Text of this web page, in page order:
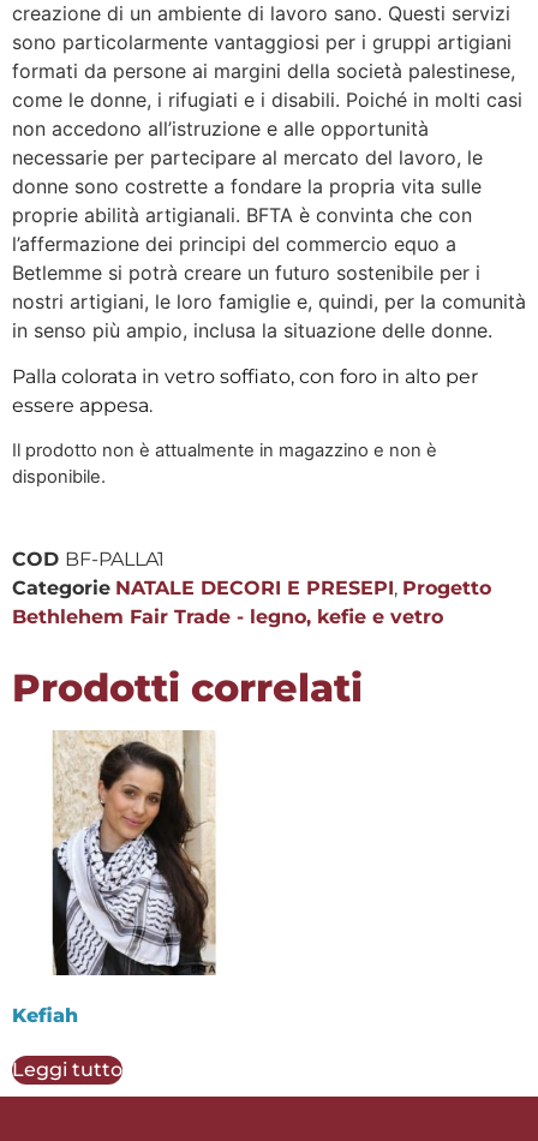
creazione di un ambiente di lavoro sano. Questi servizi
sono particolarmente vantaggiosi per i gruppi artigiani
formati da persone ai margini della società palestinese,
come le donne, i rifugiati e i disabili. Poiché in molti casi
non accedono all’istruzione e alle opportunità
necessarie per partecipare al mercato del lavoro, le
donne sono costrette a fondare la propria vita sulle
proprie abilità artigianali. BFTA è convinta che con
l’affermazione dei principi del commercio equo a
Betlemme si potrà creare un futuro sostenibile per i
nostri artigiani, le loro famiglie e, quindi, per la comunità
in senso più ampio, inclusa la situazione delle donne.
Palla colorata in vetro soffiato, con foro in alto per
essere appesa.
Il prodotto non è attualmente in magazzino e non è
disponibile.
COD BF-PALLA1
Categorie NATALE DECORI E PRESEPI, Progetto
Bethlehem Fair Trade - legno, kefie e vetro
Prodotti correlati
Kefiah
Leggi tutto